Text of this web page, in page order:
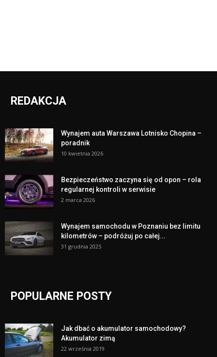
REDAKCJA
Wynajem auta Warszawa Lotnisko Chopina –
poradnik
10 kwietnia 2026
Bezpieczeństwo zaczyna się od opon – rola
regularnej kontroli w serwisie
2 marca 2026
Wynajem samochodu w Poznaniu bez limitu
kilometrów – podróżuj po całej...
31 grudnia 2025
POPULARNE POSTY
Jak dbać o akumulator samochodowy?
Akumulator zimą
22 września 2019